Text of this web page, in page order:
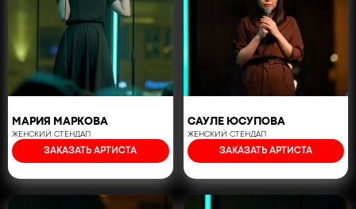
МАРИЯ МАРКОВА
ЖЕНСКИЙ СТЕНДАП
ЗАКАЗАТЬ АРТИСТА
САУЛЕ ЮСУПОВА
ЖЕНСКИЙ СТЕНДАП
ЗАКАЗАТЬ АРТИСТА